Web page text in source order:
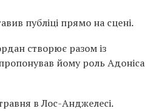
публіці прямо на сцені.
створює разом із
йому роль Адоніса
в Лос-Анджелесі.